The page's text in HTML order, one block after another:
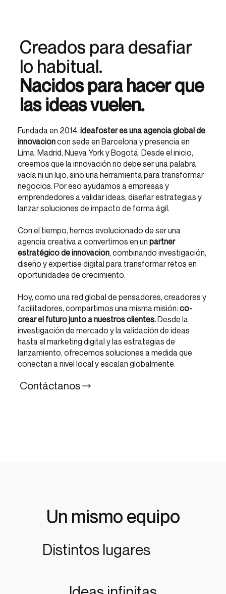
Creados para desafiar
lo habitual.
Nacidos para hacer que
las ideas vuelen.
Fundada en 2014,ideafoster es una agencia global de
innovacióncon sede en Barcelona y presencia en
Lima, Madrid, Nueva York y Bogotá. Desde el inicio,
creemos que la innovación no debe ser una palabra
vacía ni un lujo, sino una herramienta para transformar
negocios. Por eso ayudamos a empresas y
emprendedores a validar ideas, diseñar estrategias y
lanzar soluciones de impacto de forma ágil.
Con el tiempo, hemos evolucionado de ser una
agencia creativa a convertirnos en unpartner
estratégico de innovación, combinando investigación,
diseño y expertise digital para transformar retos en
oportunidades de crecimiento.
Hoy, como una red global de pensadores, creadores y
facilitadores, compartimos una misma misión:co-
crear el futuro junto a nuestros clientes.Desde la
investigación de mercado y la validación de ideas
hasta el marketing digital y las estrategias de
lanzamiento, ofrecemos soluciones a medida que
conectan a nivel local y escalan globalmente.
Contáctanos
Un mismo equipo
Distintos lugares